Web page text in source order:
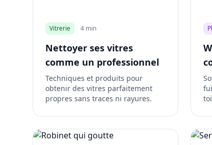
Vitrerie 4 min
Nettoyer ses vitres
comme un professionnel
Techniques et produits pour
obtenir des vitres parfaitement
propres sans traces ni rayures.